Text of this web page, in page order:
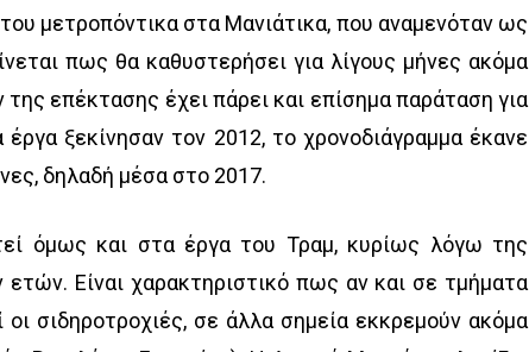
μετροπόντικα στα Μανιάτικα, που αναμενόταν ως
πως θα καθυστερήσει για λίγους μήνες ακόμα
επέκτασης έχει πάρει και επίσημα παράταση για
ξεκίνησαν τον 2012, το χρονοδιάγραμμα έκανε
δηλαδή μέσα στο 2017.
όμως και στα έργα του Τραμ, κυρίως λόγω της
Είναι χαρακτηριστικό πως αν και σε τμήματα
σιδηροτροχιές, σε άλλα σημεία εκκρεμούν ακόμα